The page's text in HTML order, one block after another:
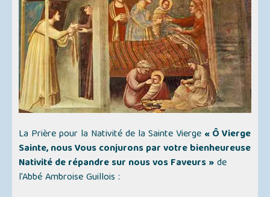
La Prière pour la Nativité de la Sainte Vierge « Ô Vierge
Sainte, nous Vous conjurons par votre bienheureuse
Nativité de répandre sur nous vos Faveurs »de
l'Abbé Ambroise Guillois :